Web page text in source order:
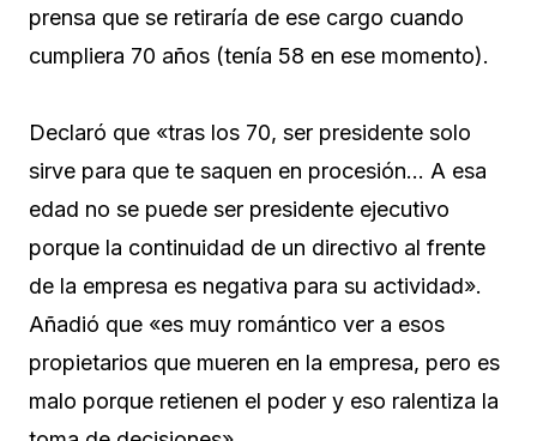
prensa que se retiraría de ese cargo cuando
cumpliera 70 años (tenía 58 en ese momento).
Declaró que «tras los 70, ser presidente solo
sirve para que te saquen en procesión… A esa
edad no se puede ser presidente ejecutivo
porque la continuidad de un directivo al frente
de la empresa es negativa para su actividad».
Añadió que «es muy romántico ver a esos
propietarios que mueren en la empresa, pero es
malo porque retienen el poder y eso ralentiza la